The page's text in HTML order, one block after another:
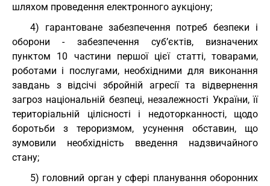
шляхом проведення електронного аукціону;
4) гарантоване забезпечення потреб безпеки і
оборони - забезпечення суб’єктів, визначених
пунктом 10 частини першої цієї статті, товарами,
роботами і послугами, необхідними для виконання
завдань з відсічі збройній агресії та відвернення
загроз національній безпеці, незалежності України, її
територіальній цілісності і недоторканності, щодо
боротьби з тероризмом, усунення обставин, що
зумовили необхідність введення надзвичайного
стану;
5) головний орган у сфері планування оборонних